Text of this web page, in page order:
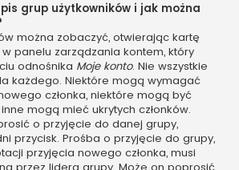
grup użytkowników i jak można
można zobaczyć, otwierając kartę
panelu zarządzania kontem, który
odnośnika Moje konto. Nie wszystkie
każdego. Niektóre mogą wymagać
członka, niektóre mogą być
mogą mieć ukrytych członków.
o przyjęcie do danej grupy,
przycisk. Prośba o przyjęcie do grupy,
przyjęcia nowego członka, musi